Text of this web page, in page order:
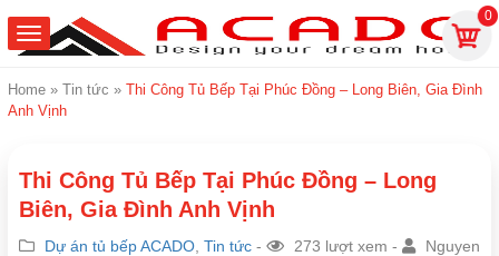
0
Home » Tin tức » Thi Công Tủ Bếp Tại Phúc Đồng – Long Biên, Gia Đình
Anh Vịnh
Thi Công Tủ Bếp Tại Phúc Đồng – Long
Biên, Gia Đình Anh Vịnh
Dự án tủ bếp ACADO Tin tức - 273 lượt xem -
Nguyen